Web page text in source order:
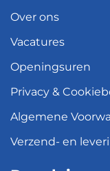
Over ons
Vacatures
Openingsuren
Privacy &
Algemene
Verzend- en